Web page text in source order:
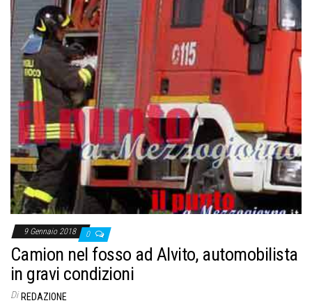
9 Gennaio 2018 0
Camion nel fosso ad Alvito, automobilista
in gravi condizioni
Di REDAZIONE